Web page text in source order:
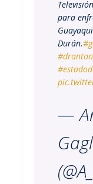
para
Durán.
—